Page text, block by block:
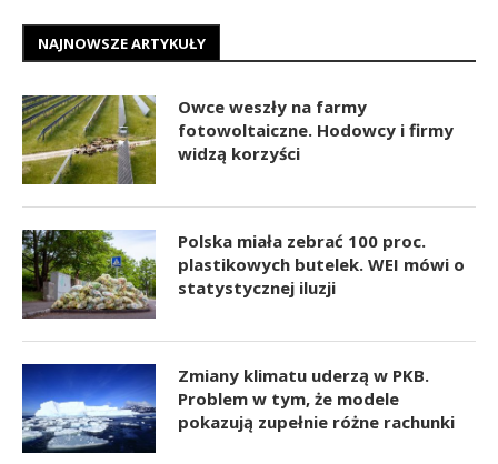
NAJNOWSZE ARTYKUŁY
Owce weszły na farmy
fotowoltaiczne. Hodowcy i firmy
widzą korzyści
Polska miała zebrać 100 proc.
plastikowych butelek. WEI mówi o
statystycznej iluzji
Zmiany klimatu uderzą w PKB.
Problem w tym, że modele
pokazują zupełnie różne rachunki